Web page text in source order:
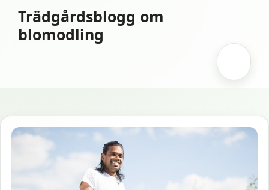
innehåll
Trädgårdsblogg om
blomodling